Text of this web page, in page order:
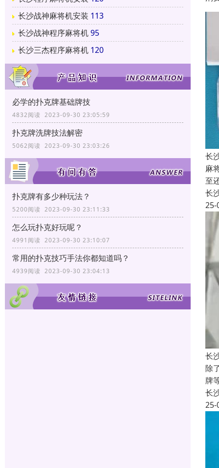
长沙战神麻将机安装 113
长沙战神程序麻将机95
长沙三杰程序麻将机 120
必学的扑克牌基础牌技
4832阅读 2023-09-30 23:05:59
扑克牌洗牌技法解密
5062阅读 2023-09-30 23:03:26
扑克牌有多少种玩法？
5200阅读 2023-09-30 23:11:33
怎么玩扑克好玩呢？
4991阅读 2023-09-30 23:10:07
常用的扑克技巧手法你都知道吗？
4939阅读 2023-09-30 23:04:13
长
麻
至
长
25-
长
除
牌
长
25-